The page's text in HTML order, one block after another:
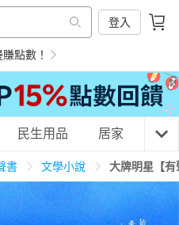
登入
點數！
養生保健
民生用品 居家 3C
書 文學小說 大牌明星【有